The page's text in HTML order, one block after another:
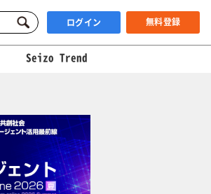
ログイン 無料登録
Seizo Trend